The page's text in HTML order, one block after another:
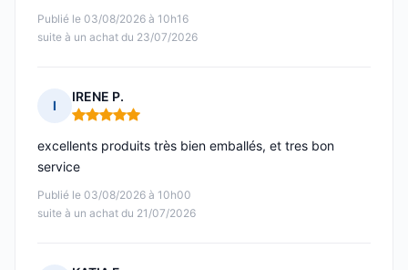
Publié le 03/08/2026 à 10h16
suite à un achat du 23/07/2026
I
IRENE P.
Note : 5 sur 5
Publié le 03/08/2026 à 10h00
suite à un achat du 21/07/2026
excellents produits très bien emballés, et tres bon
service